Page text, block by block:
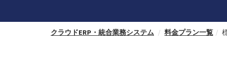
クラウドERP・統合業務システム 料金プラン一覧